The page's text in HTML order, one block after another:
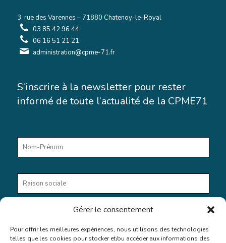
Gérer le consentement
Pour offrir les meilleures expériences, nous utilisons des technologies
telles que les cookies pour stocker et/ou accéder aux informations des
3, rue des Varennes – 71880 Chatenoy-le-Royal
03 85 42 96 44
06 16 51 21 21
administration@cpme-71.fr
S’inscrire à la newsletter pour rester
informé de toute l’actualité de la CPME71